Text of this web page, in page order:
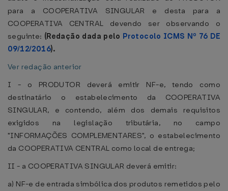
para a COOPERATIVA SINGULAR e desta para a
COOPERATIVA CENTRAL devendo ser observando o
seguinte: (Redação dada pelo Protocolo ICMS Nº 76 DE
09/12/2016).
Ver redação anterior
I - o PRODUTOR deverá emitir NF-e, tendo como
destinatário o estabelecimento da COOPERATIVA
SINGULAR, e contendo, além dos demais requisitos
exigidos na legislação tributária, no campo
"INFORMAÇÕES COMPLEMENTARES", o estabelecimento
da COOPERATIVA CENTRAL como local de entrega;
II - a COOPERATIVA SINGULAR deverá emitir:
a) NF-e de entrada simbólica dos produtos remetidos pelo